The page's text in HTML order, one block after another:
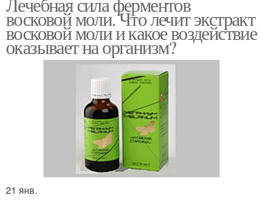
восковой моли. Что лечит экстракт
восковой моли и какое воздействие
оказывает на организм?
21 янв.